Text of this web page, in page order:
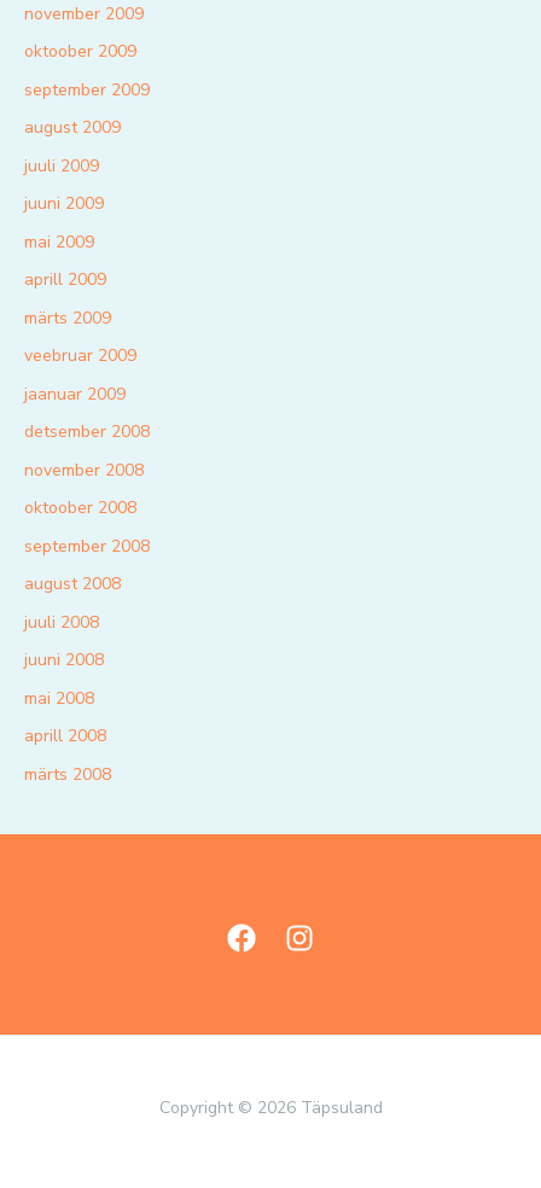
november 2009
oktoober 2009
september 2009
august 2009
juuli 2009
juuni 2009
mai 2009
aprill 2009
märts 2009
veebruar 2009
jaanuar 2009
detsember 2008
november 2008
oktoober 2008
september 2008
august 2008
juuli 2008
juuni 2008
mai 2008
aprill 2008
märts 2008
Copyright © 2026 Täpsuland